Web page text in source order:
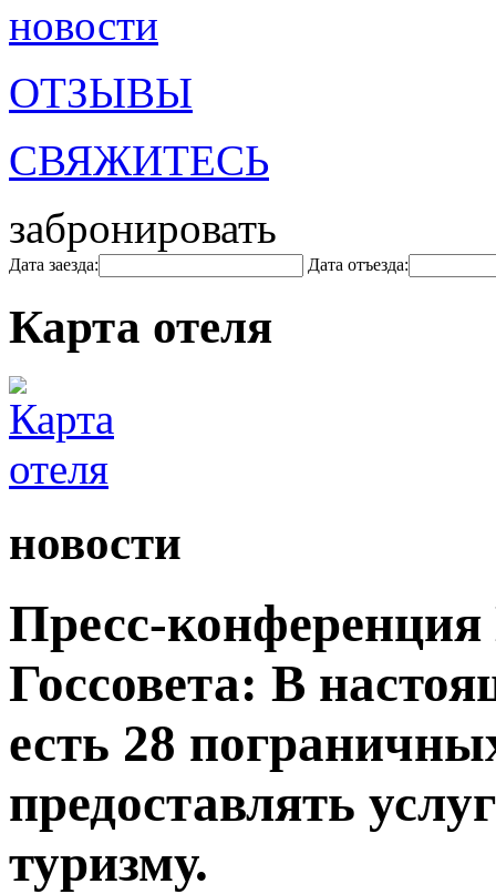
новости
ОТЗЫВЫ
СВЯЖИТЕСЬ
забронировать
Дата заезда: Дата отъезда:
Карта отеля
новости
Пресс-
Госсовета: В
есть 28
предоставлять
туризму.